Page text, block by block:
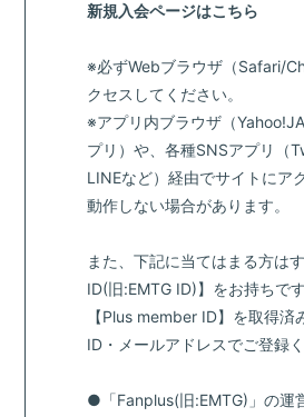
新規入会ページはこちら
※必ずWebブラウザ（Safari/
クセスしてください。
※アプリ内ブラウザ（
プリ）や、各種SNSアプリ（
LINEなど）経由でサイトにア
動作しない場合があります。
また、下記に当てはまる方は
ID(旧:EMTG ID)】をお持ちです
【Plus member ID】を取得
ID・メールアドレスでご登録く
●「Fanplus(旧:EMTG)」の運